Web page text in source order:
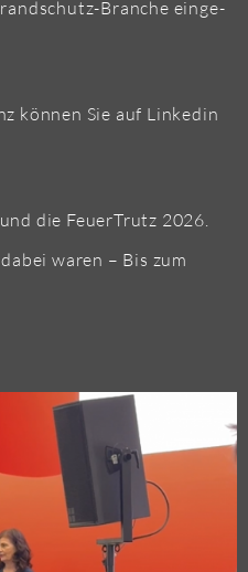
Bran­che ein­ge­
kön­nen Sie auf Lin­kedin
die Feu­erT­rutz 2026.
waren – Bis zum